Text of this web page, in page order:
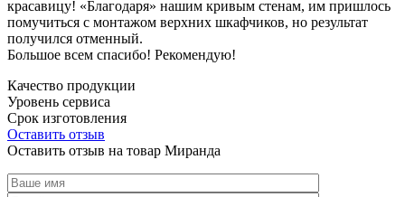
красавицу! «Благодаря» нашим кривым стенам, им пришлось
помучиться с монтажом верхних шкафчиков, но результат
получился отменный.
Большое всем спасибо! Рекомендую!
Качество продукции
Уровень сервиса
Срок изготовления
Оставить отзыв
Оставить отзыв на товар Миранда